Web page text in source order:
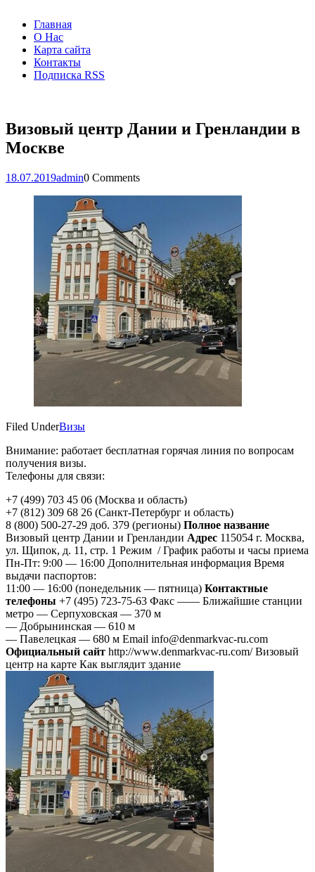
Главная
О Нас
Карта сайта
Контакты
Подписка RSS
Визовый центр Дании и Гренландии в
Москве
18.07.2019admin0 Comments
Filed UnderВизы
Внимание: работает бесплатная горячая линия по вопросам
получения визы.
Телефоны для связи:
+7 (499) 703 45 06 (Москва и область)
+7 (812) 309 68 26 (Санкт-Петербург и область)
8 (800) 500-27-29 доб. 379 (регионы) Полное название
Визовый центр Дании и Гренландии Адрес 115054 г. Москва,
ул. Щипок, д. 11, стр. 1 Режим / График работы и часы приема
Пн-Пт: 9:00 — 16:00 Дополнительная информация Время
выдачи паспортов:
11:00 — 16:00 (понедельник — пятница) Контактные
телефоны +7 (495) 723-75-63 Факс —— Ближайшие станции
метро — Серпуховская — 370 м
— Добрынинская — 610 м
— Павелецкая — 680 м Email info@denmarkvac-ru.com
Официальный сайт http://www.denmarkvac-ru.com/ Визовый
центр на карте Как выглядит здание